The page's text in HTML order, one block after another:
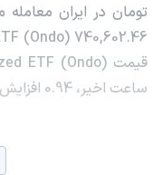
ساعت اخیر، 0.94 افزایش داشته است.